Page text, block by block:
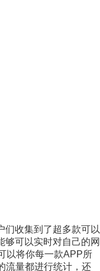
们收集到了超多款可以
够可以实时对自己的网
以将你每一款APP所
流量都进行统计，还